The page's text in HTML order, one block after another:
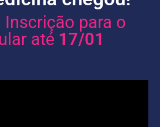
Inscrição para o
até 17/01